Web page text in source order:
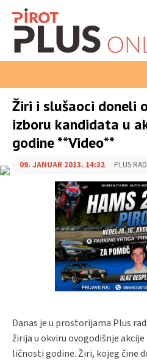
Žiri i slušaoci doneli
izboru kandidata u
godine **Video**
09. JANUAR 2013. 14:32 PLUS
Danas je u prostorijama Plus
žirija u okviru ovogodišnje
ličnosti godine. Žiri, kojeg čine